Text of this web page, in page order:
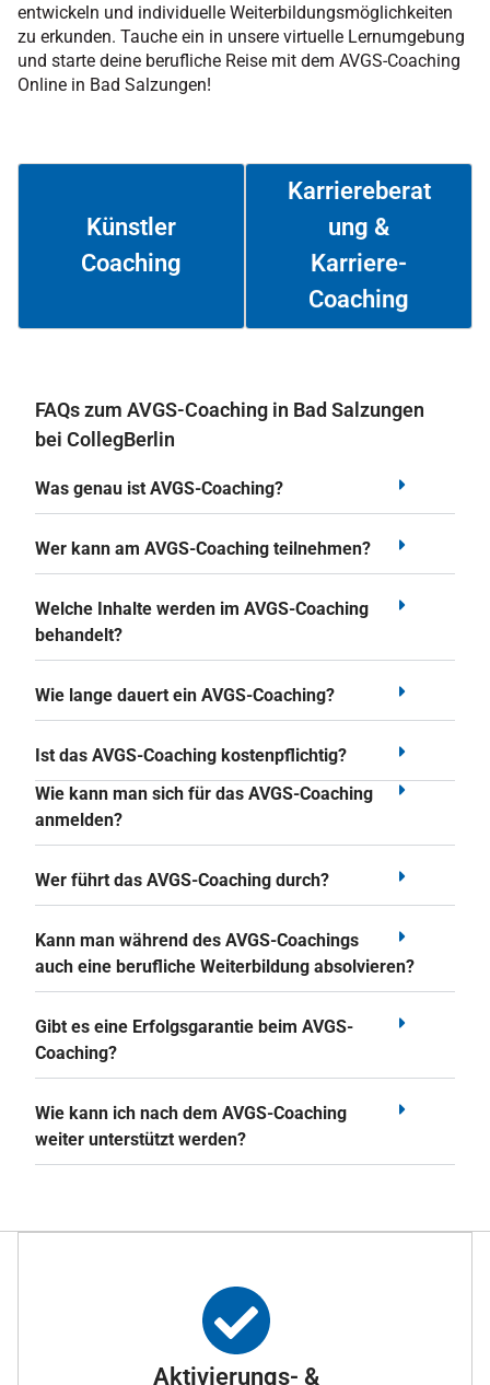
entwickeln und individuelle Weiterbildungsmöglichkeiten
zu erkunden. Tauche ein in unsere virtuelle Lernumgebung
und starte deine berufliche Reise mit dem AVGS-Coaching
Online in Bad Salzungen!
Künstler
Coaching
Weiterlesen
Karriereberat
ung &
Karriere-
Coaching
Weiterlesen
FAQs zum AVGS-Coaching in Bad Salzungen
bei CollegBerlin
Was genau ist AVGS-Coaching?
Wer kann am AVGS-Coaching teilnehmen?
Welche Inhalte werden im AVGS-Coaching
behandelt?
Wie lange dauert ein AVGS-Coaching?
Ist das AVGS-Coaching kostenpflichtig?
Wie kann man sich für das AVGS-Coaching
anmelden?
Wer führt das AVGS-Coaching durch?
Kann man während des AVGS-Coachings
auch eine berufliche Weiterbildung absolvieren?
Gibt es eine Erfolgsgarantie beim AVGS-
Coaching?
Wie kann ich nach dem AVGS-Coaching
weiter unterstützt werden?
Aktivierungs- &